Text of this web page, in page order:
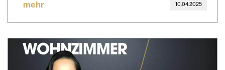
mehr 10.04.2025